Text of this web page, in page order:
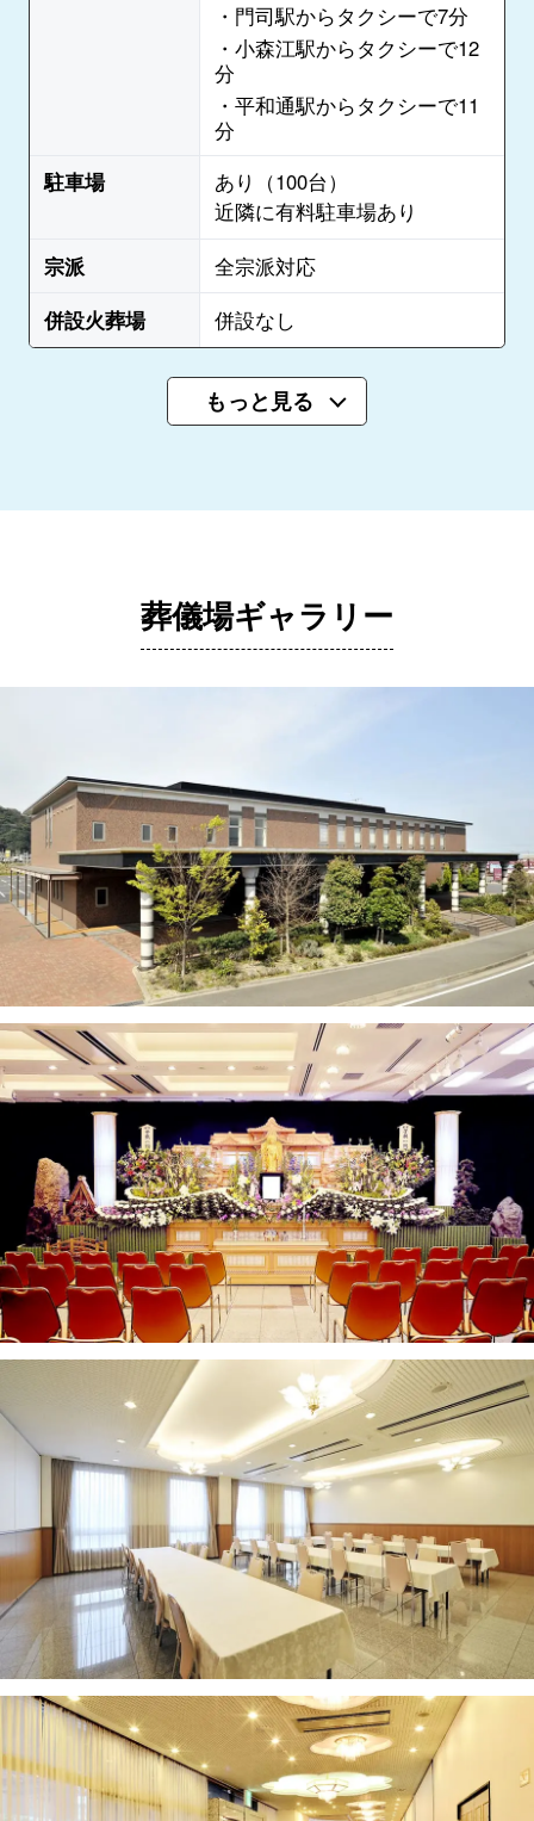
・門司駅からタクシーで7分
・小森江駅からタクシーで12
分
・平和通駅からタクシーで11
分
駐車場
あり（100台）
近隣に有料駐車場あり
宗派
全宗派対応
併設火葬場
併設なし
もっと見る
葬儀場ギャラリー